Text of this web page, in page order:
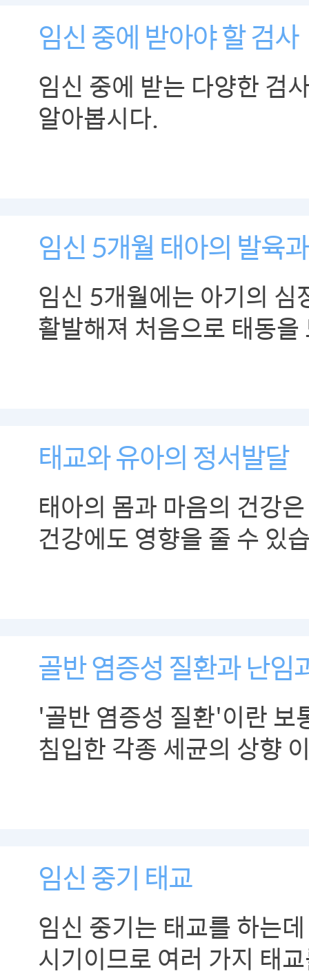
임신 중에 받아야 할 검사
임신 중에 받는 다양한 검
알아봅시다.
임신 5개월 태아의 발육
임신 5개월에는 아기의 심
활발해져 처음으로 태동을
태교와 유아의 정서발달
태아의 몸과 마음의 건강
건강에도 영향을 줄 수 있
골반 염증성 질환과 난임
'골반 염증성 질환'이란 보
침입한 각종 세균의 상향
임신 중기 태교
임신 중기는 태교를 하는
시기이므로 여러 가지 태